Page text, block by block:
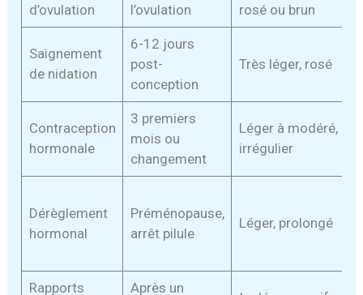
d’ovulation
l’ovulation
rosé ou brun
Saignement
de nidation
6-12 jours
post-
conception
Très léger, rosé
Contraception
hormonale
3 premiers
mois ou
changement
Léger à modéré,
irrégulier
Dérèglement
hormonal
Préménopause,
arrêt pilule
Léger, prolongé
Rapports
Après un